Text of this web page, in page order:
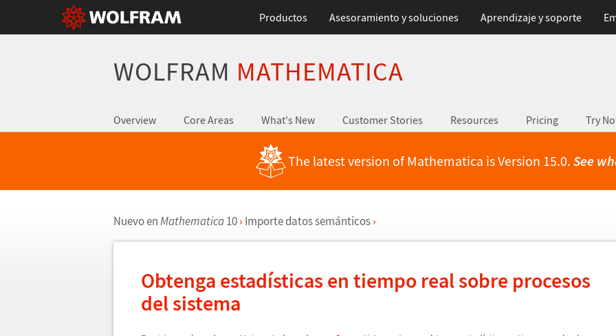
Productos Asesoramiento y soluciones Aprendizaje y soporte
WOLFRAM MATHEMATICA
Overview Core Areas What's New Customer Stories Resources Pricing Try
The latest version of Mathematica is Version 15.0. See
Nuevo enMathematica10 › Importe datos semánticos ›
Obtenga estadísticas en tiempo real sobre procesos
del sistema